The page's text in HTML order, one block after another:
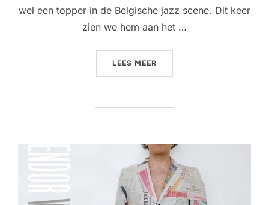
wel een topper in de Belgische jazz scene. Dit keer
zien we hem aan het …
LEES MEER